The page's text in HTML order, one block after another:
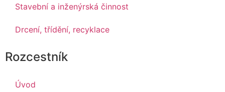
Rozcestník
Úvod
Stavební a inženýrská činnost
Drcení, třídění, recyklace